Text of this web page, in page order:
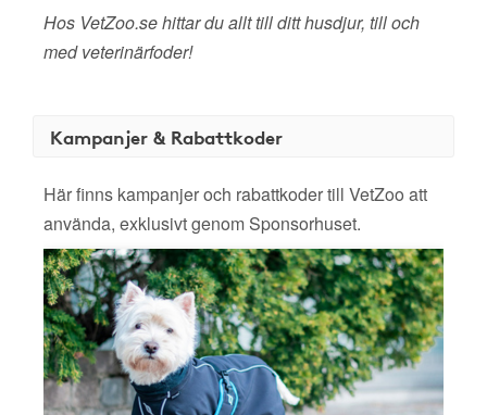
Hos VetZoo.se hittar du allt till ditt husdjur, till och
med veterinärfoder!
Kampanjer & Rabattkoder
Här finns kampanjer och rabattkoder till VetZoo att
använda, exklusivt genom Sponsorhuset.